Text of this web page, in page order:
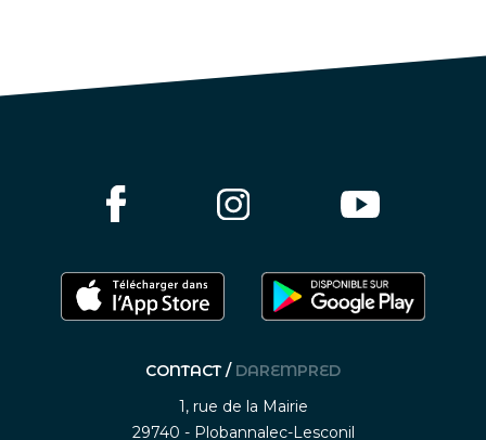
CONTACT / DAREMPRED
1, rue de la Mairie
29740 - Plobannalec-Lesconil